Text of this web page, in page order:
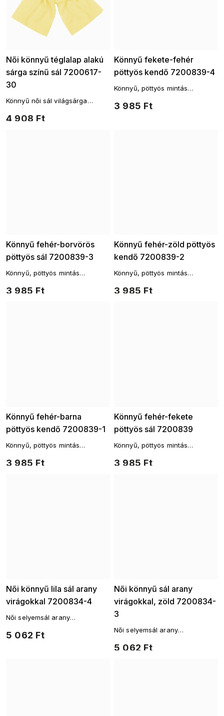
Női könnyű téglalap alakú
sárga színű sál 7200617-
30
4 908 Ft
Könnyű női sál világsárga
Könnyű fekete-fehér
pöttyös kendő 7200839-4
3 985 Ft
Könnyű, pöttyös mintás
Könnyű fehér-borvörös
pöttyös sál 7200839-3
3 985 Ft
Könnyű, pöttyös mintás
Könnyű fehér-zöld pöttyös
kendő 7200839-2
3 985 Ft
Könnyű, pöttyös mintás
Könnyű fehér-barna
pöttyös kendő 7200839-1
3 985 Ft
Könnyű, pöttyös mintás
Könnyű fehér-fekete
pöttyös sál 7200839
3 985 Ft
Könnyű, pöttyös mintás
Női könnyű lila sál arany
virágokkal 7200834-4
5 062 Ft
Női selyemsál arany
Női könnyű sál arany
virágokkal, zöld 7200834-
3
5 062 Ft
Női selyemsál arany